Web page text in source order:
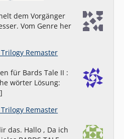
dem Vorgänger
Vom Genre her
Remaster
für Bards Tale II :
wörter Lösung:
Remaster
das. Hallo , Da ich